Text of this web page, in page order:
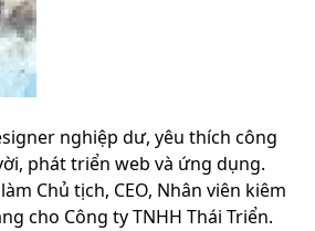
nghiệp dư, yêu thích công
phát triển web và ứng dụng.
Chủ tịch, CEO, Nhân viên kiêm
cho Công ty TNHH Thái Triển.